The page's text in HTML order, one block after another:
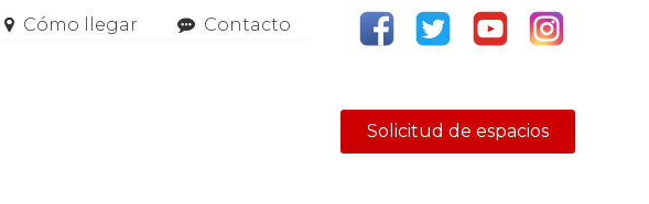
Cómo llegar Contacto
Solicitud de espacios